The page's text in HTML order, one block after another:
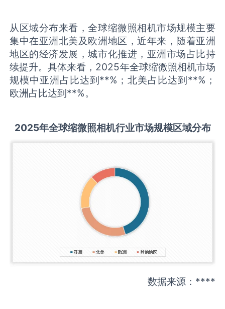
从区域分布来看，全球缩微照相机市场规模主要
集中在亚洲北美及欧洲地区，近年来，随着亚洲
地区的经济发展，城市化推进，亚洲市场占比持
续提升。具体来看，2025年全球缩微照相机市场
规模中亚洲占比达到**%；北美占比达到**%；
欧洲占比达到**%。
2025年全球缩微照相机行业市场规模区域分布
数据来源：****